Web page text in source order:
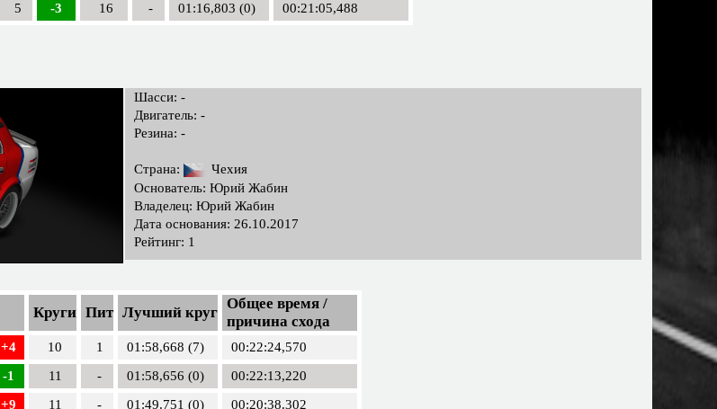
5 -3 16 - 01:16,803 (0) 00:21:05,488
Шасси: -
Двигатель: -
Резина: -
Страна:
Чехия
Основатель: Юрий Жабин
Владелец: Юрий Жабин
Дата основания: 26.10.2017
Рейтинг: 1
Круги Пит Лучший круг
Общее время /
причина схода
+4 10 1 01:58,668 (7)
00:22:24,570
-1 11 - 01:58,656 (0)
00:22:13,220
+9 11 - 01:49.751 (0)
00:20:38.302